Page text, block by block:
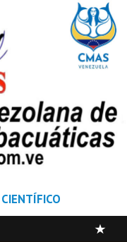
CIENTÍFICO